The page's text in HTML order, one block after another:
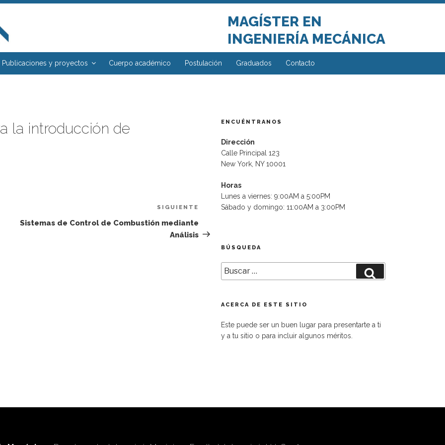
MAGÍSTER EN
INGENIERÍA MECÁNICA
Publicaciones y proyectos Cuerpo académico Postulación Graduados Contacto
la introducción de
Siguiente
SIGUIENTE
Sistemas de Control de Combustión mediante
Análisis
ENCUÉNTRANOS
Dirección
Calle Principal 123
New York, NY 10001
Horas
Lunes a viernes: 9:00AM a 5:00PM
Sábado y domingo: 11:00AM a 3:00PM
BÚSQUEDA
Buscar
por:
ACERCA DE ESTE SITIO
Este puede ser un buen lugar para presentarte a ti
y a tu sitio o para incluir algunos méritos.